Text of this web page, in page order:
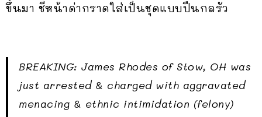
ขึ้นมา ชี้หน้าด่ากราดใส่เป็นชุดแบบปืนกลรัว
BREAKING: James Rhodes of Stow, OH was
just arrested & charged with aggravated
menacing & ethnic intimidation (felony)